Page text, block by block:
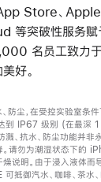
Store、
等突破性服务赋
名员工致力
好。
尘，在受控实验室条件
IP67 级别 (在最深 1
、抗水、防尘功能并非
请勿为潮湿状态下的
说明。由于浸入液体而
抵御汽水、咖啡、茶水